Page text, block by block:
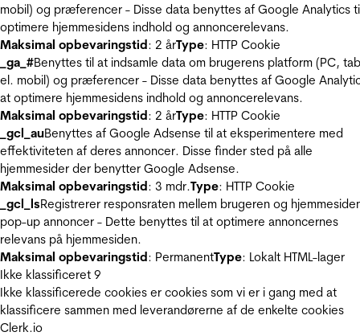
mobil) og præferencer - Disse data benyttes af Google Analytics
optimere hjemmesidens indhold og annoncerelevans.
Maksimal opbevaringstid: 2 årType: HTTP Cookie
_ga_#Benyttes til at indsamle data om brugerens platform (PC,
el. mobil) og præferencer - Disse data benyttes af Google
at optimere hjemmesidens indhold og annoncerelevans.
Maksimal opbevaringstid: 2 årType: HTTP Cookie
_gcl_auBenyttes af Google Adsense til at eksperimentere med
effektiviteten af deres annoncer. Disse finder sted på alle
hjemmesider der benytter Google Adsense.
Maksimal opbevaringstid: 3 mdr.Type: HTTP Cookie
_gcl_lsRegistrerer responsraten mellem brugeren og
pop-up annoncer - Dette benyttes til at optimere annoncernes
relevans på hjemmesiden.
Maksimal opbevaringstid: PermanentType: Lokalt HTML-lager
Ikke klassificeret 9
Ikke klassificerede cookies er cookies som vi er i gang med at
klassificere sammen med leverandørerne af de enkelte cookies
Clerk.io